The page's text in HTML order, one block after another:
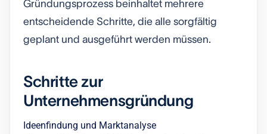
Gründungsprozess beinhaltet mehrere
entscheidende Schritte, die alle sorgfältig
geplant und ausgeführt werden müssen.
Schritte zur
Unternehmensgründung
Ideenfindung und Marktanalyse